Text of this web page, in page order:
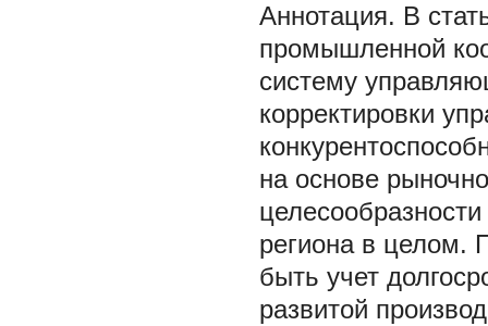
В
промышленной
систему
корректировки
на основе
региона в целом.
быть учет
развитой